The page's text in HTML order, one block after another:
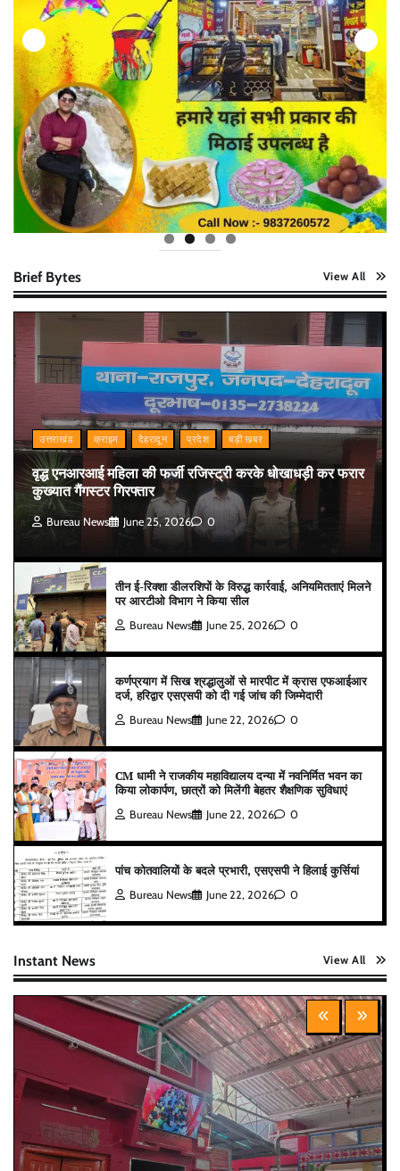
Brief Bytes View All
उत्तराखंड क्राइम देहरादून प्रदेश बड़ी खबर
वृद्ध एनआरआई महिला की फर्जी रजिस्ट्री करके धोखाधड़ी कर फरार
कुख्यात गैंगस्टर गिरफ्तार
Bureau News June 25, 2026 0
तीन ई-रिक्शा डीलरशिपों के विरुद्ध कार्रवाई, अनियमितताएं मिलने
पर आरटीओ विभाग ने किया सील
Bureau News June 25, 2026 0
कर्णप्रयाग में सिख श्रद्धालुओं से मारपीट में क्रास एफआईआर
दर्ज, हरिद्वार एसएसपी को दी गई जांच की जिम्मेदारी
Bureau News June 22, 2026 0
CM धामी ने राजकीय महाविद्यालय दन्या में नवनिर्मित भवन का
किया लोकार्पण, छात्रों को मिलेंगी बेहतर शैक्षणिक सुविधाएं
Bureau News June 22, 2026 0
पांच कोतवालियों के बदले प्रभारी, एसएसपी ने हिलाई कुर्सियां
Bureau News June 22, 2026 0
Instant News View All